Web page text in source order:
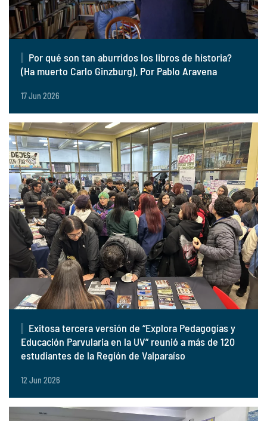
Por qué son tan aburridos los libros de historia?
(Ha muerto Carlo Ginzburg). Por Pablo Aravena
17 Jun 2026
Exitosa tercera versión de “Explora Pedagogías y
Educación Parvularia en la UV” reunió a más de 120
estudiantes de la Región de Valparaíso
12 Jun 2026